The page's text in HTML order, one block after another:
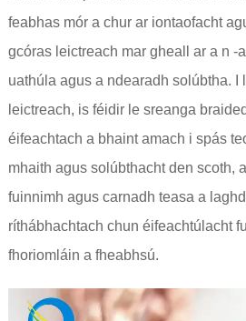
feabhas mór a chur ar iontaofacht
gcóras leictreach mar gheall ar a n -
uathúla agus a ndearadh solúbtha. I
leictreach, is féidir le sreanga
éifeachtach a bhaint amach i spás
mhaith agus solúbthacht den scoth,
fuinnimh agus carnadh teasa a
ríthábhachtach chun éifeachtúlacht
fhoriomláin a fheabhsú.